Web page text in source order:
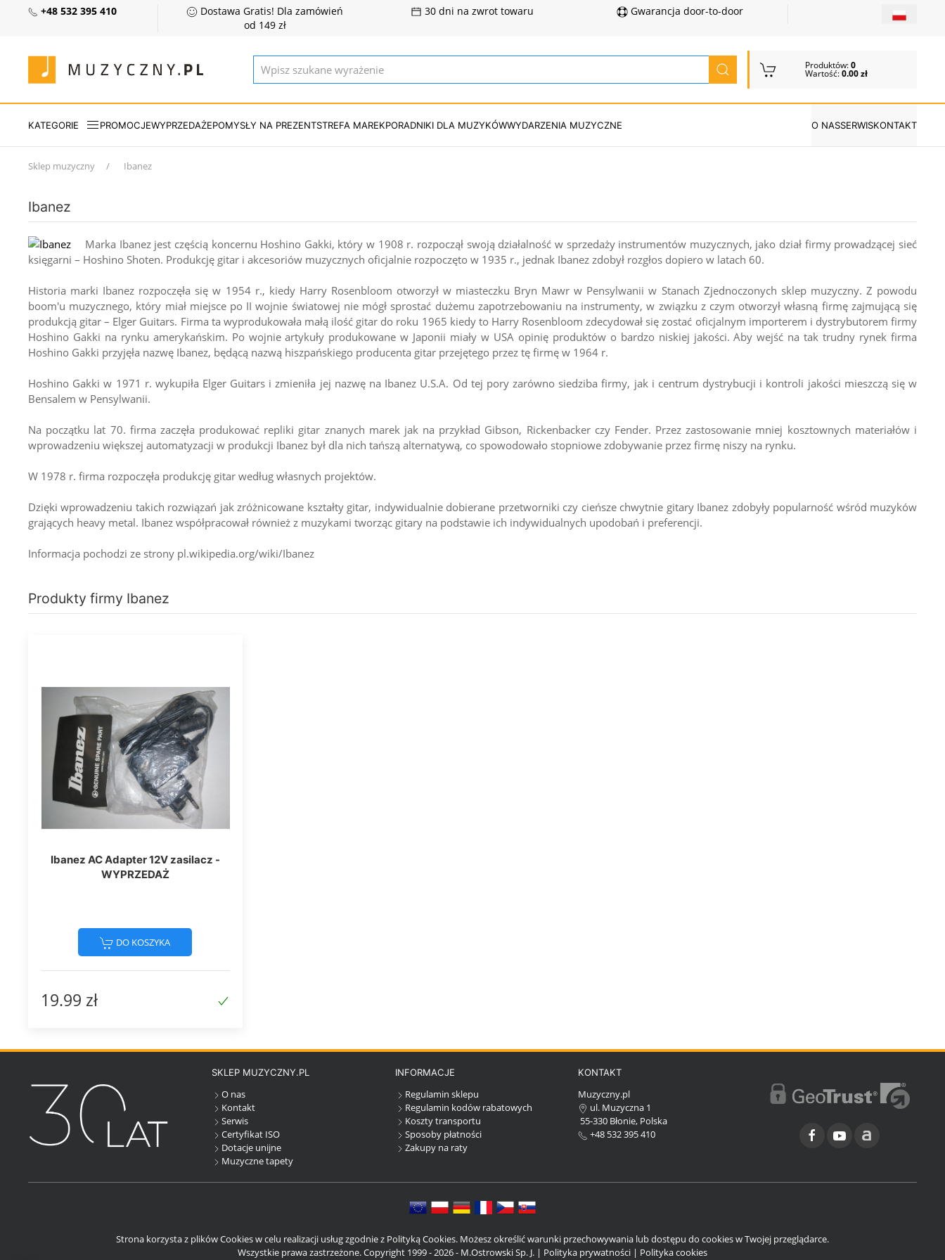
+48 532 395 410
Dostawa Gratis! Dla zamówień
od 149 zł
30 dni na zwrot towaru Gwarancja door-to-door
Produktów:0
Wartość:0.00 zł
KATEGORIE PROMOCJEWYPRZEDAŻEPOMYSŁY NA PREZENTSTREFA MAREKPORADNIKI DLA MUZYKÓWWYDARZENIA MUZYCZNE O NASSERWISKONTAKT
Sklep muzyczny Ibanez
Ibanez
Marka Ibanez jest częścią koncernu Hoshino Gakki, który w 1908 r. rozpoczął swoją działalność w sprzedaży instrumentów muzycznych, jako dział firmy prowadzącej sieć
księgarni – Hoshino Shoten. Produkcję gitar i akcesoriów muzycznych oficjalnie rozpoczęto w 1935 r., jednak Ibanez zdobył rozgłos dopiero w latach 60.
Historia marki Ibanez rozpoczęła się w 1954 r., kiedy Harry Rosenbloom otworzył w miasteczku Bryn Mawr w Pensylwanii w Stanach Zjednoczonych sklep muzyczny. Z powodu
boom'u muzycznego, który miał miejsce po II wojnie światowej nie mógł sprostać dużemu zapotrzebowaniu na instrumenty, w związku z czym otworzył własną firmę zajmującą się
produkcją gitar – Elger Guitars. Firma ta wyprodukowała małą ilość gitar do roku 1965 kiedy to Harry Rosenbloom zdecydował się zostać oficjalnym importerem i dystrybutorem firmy
Hoshino Gakki na rynku amerykańskim. Po wojnie artykuły produkowane w Japonii miały w USA opinię produktów o bardzo niskiej jakości. Aby wejść na tak trudny rynek firma
Hoshino Gakki przyjęła nazwę Ibanez, będącą nazwą hiszpańskiego producenta gitar przejętego przez tę firmę w 1964 r.
Hoshino Gakki w 1971 r. wykupiła Elger Guitars i zmieniła jej nazwę na Ibanez U.S.A. Od tej pory zarówno siedziba firmy, jak i centrum dystrybucji i kontroli jakości mieszczą się w
Bensalem w Pensylwanii.
Na początku lat 70. firma zaczęła produkować repliki gitar znanych marek jak na przykład Gibson, Rickenbacker czy Fender. Przez zastosowanie mniej kosztownych materiałów i
wprowadzeniu większej automatyzacji w produkcji Ibanez był dla nich tańszą alternatywą, co spowodowało stopniowe zdobywanie przez firmę niszy na rynku.
W 1978 r. firma rozpoczęła produkcję gitar według własnych projektów.
Dzięki wprowadzeniu takich rozwiązań jak zróżnicowane kształty gitar, indywidualnie dobierane przetworniki czy cieńsze chwytnie gitary Ibanez zdobyły popularność wśród muzyków
grających heavy metal. Ibanez współpracował również z muzykami tworząc gitary na podstawie ich indywidualnych upodobań i preferencji.
Informacja pochodzi ze strony pl.wikipedia.org/wiki/Ibanez
Produkty firmy Ibanez
Ibanez AC Adapter 12V zasilacz -
WYPRZEDAŻ
DO KOSZYKA
19.99 zł
SKLEP MUZYCZNY.PL
O nas
Kontakt
Serwis
Certyfikat ISO
Dotacje unijne
Muzyczne tapety
INFORMACJE
Regulamin sklepu
Regulamin kodów rabatowych
Koszty transportu
Sposoby płatności
Zakupy na raty
KONTAKT
Muzyczny.pl
ul. Muzyczna 1
55-330 Błonie, Polska
+48 532 395 410
Strona korzysta z plików Cookies w celu realizacji usług zgodnie z Polityką Cookies. Możesz określić warunki przechowywania lub dostępu do cookies w Twojej przeglądarce.
Wszystkie prawa zastrzeżone. Copyright 1999 - 2026 - M.Ostrowski Sp. J. | Polityka prywatności | Polityka cookies